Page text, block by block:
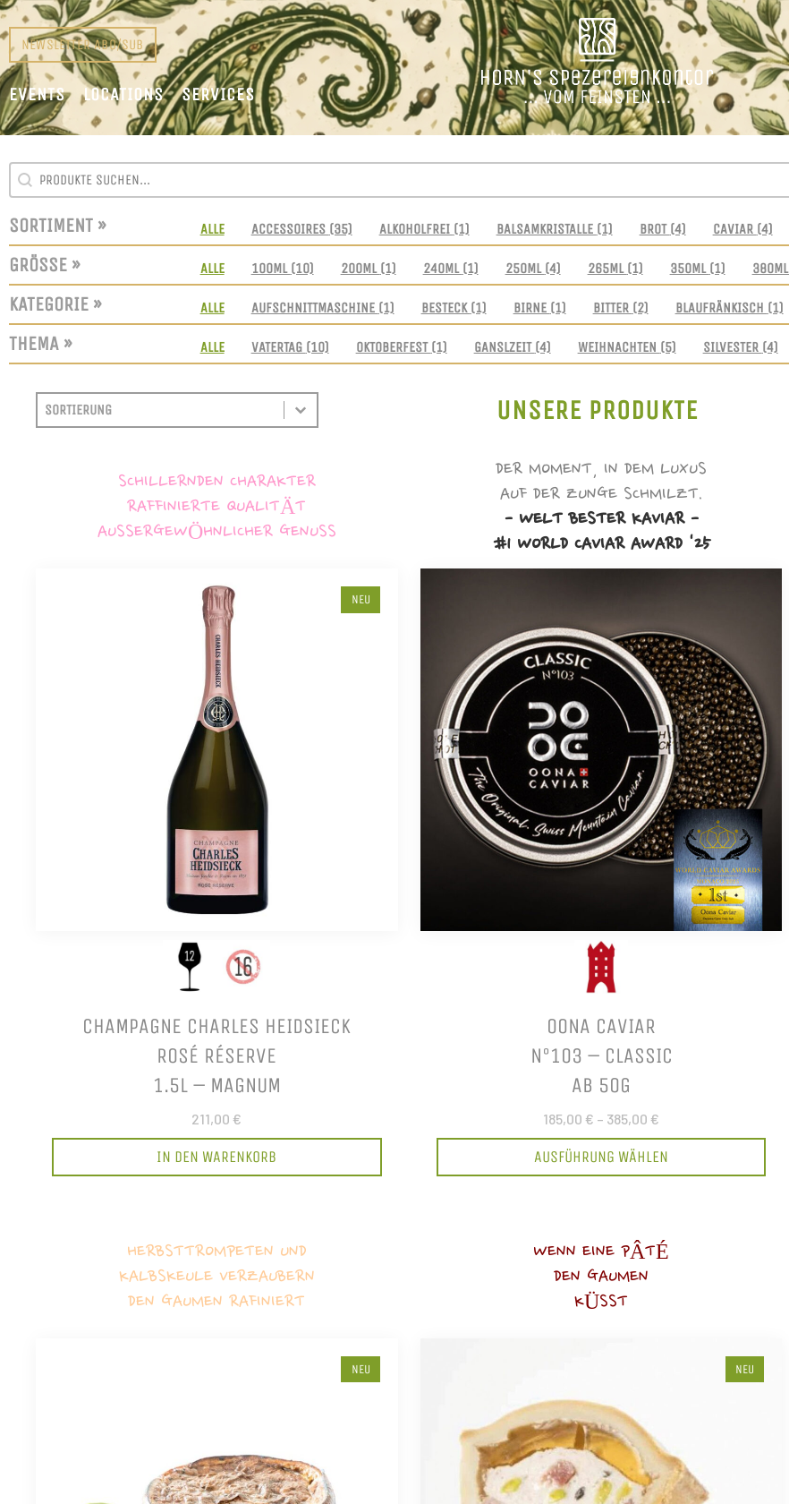
NEWSLETTER ABO/SUB
EVENTS LOCATIONS SERVICES
SUCHFELD
SEARCH CONTENT
SORTIMENT » SORTIMENT
ALLE ACCESSOIRES (35) ALKOHOLFREI (1) BALSAMKRISTALLE (1) BROT (4) CAVIAR (4)
GRÖSSE »
GRÖSSEN
ALLE 100ML (10) 200ML (1) 240ML (1) 250ML (4) 265ML (1) 350ML (1) 380ML
KATEGORIE »
KATEGORIE
ALLE AUFSCHNITTMASCHINE (1) BESTECK (1) BIRNE (1) BITTER (2) BLAUFRÄNKISCH (1)
THEMA »
THEMEN
ALLE VATERTAG (10) OKTOBERFEST (1) GANSLZEIT (4) WEIHNACHTEN (5) SILVESTER (4)
SORTIEREN
SORT CONTENT
SORT CONTENT UNSERE PRODUKTE
SCHILLERNDEN CHARAKTER
RAFFINIERTE QUALITÄT
AUSSERGEWÖHNLICHER GENUSS
NEU
CHAMPAGNE CHARLES HEIDSIECK
ROSÉ RÉSERVE
1.5L – MAGNUM
211,00 €
IN DEN WARENKORB
DER MOMENT, IN DEM LUXUS
AUF DER ZUNGE SCHMILZT.
- WELT BESTER KAVIAR -
#1 WORLD CAVIAR AWARD '25
OONA CAVIAR
N°103 – CLASSIC
AB 50G
185,00 € – 385,00 €
AUSFÜHRUNG WÄHLEN
HERBSTTROMPETEN UND
KALBSKEULE VERZAUBERN
DEN GAUMEN RAFINIERT
NEU
WENN EINE PÂTÉ
DEN GAUMEN
KÜSST
NEU